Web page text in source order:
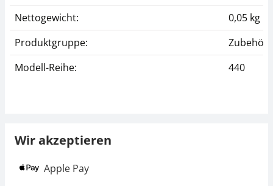
Nettogewicht:
0,05 kg
Produktgruppe:
Zubehör
Modell-Reihe:
440
Wir akzeptieren
Apple Pay